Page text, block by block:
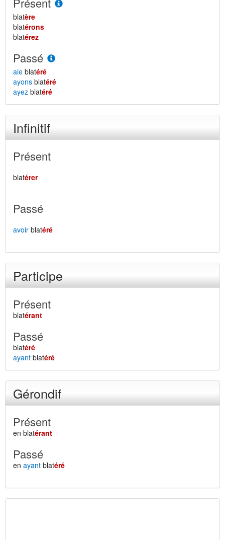
blatère
blatérons
blatérez
Passé
aie blatéré
ayons blatéré
ayez blatéré
Infinitif
Présent
blatérer
Passé
avoir blatéré
Participe
Présent
blatérant
Passé
blatéré
ayant blatéré
Gérondif
Présent
en blatérant
Passé
en ayant blatéré